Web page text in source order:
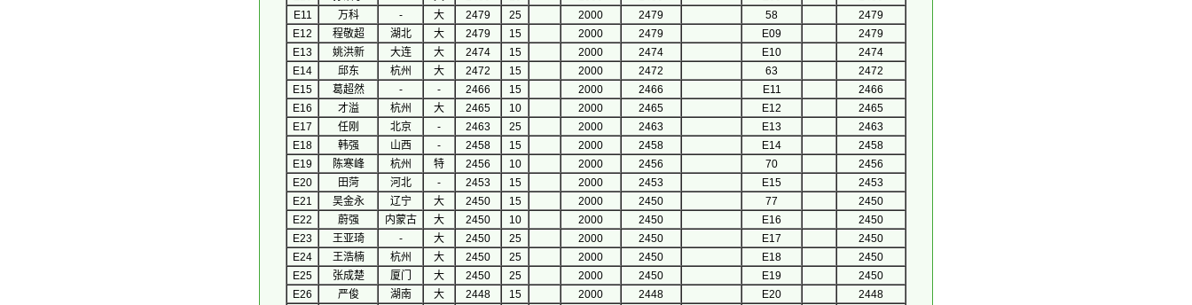
E11
万科 - 大 2479 25 2000 2479 58
2479
E12
程敬超 湖北 大 2479 15 2000 2479 E09
2479
E13
姚洪新 大连 大 2474 15 2000 2474 E10
2474
E14
邱东 杭州 大 2472 15 2000 2472 63
2472
E15
葛超然 - - 2466 15 2000 2466 E11
2466
E16
才溢 杭州 大 2465 10 2000 2465 E12
2465
E17
任刚 北京 - 2463 25 2000 2463 E13
2463
E18
韩强 山西 - 2458 15 2000 2458 E14
2458
E19
陈寒峰 杭州 特 2456 10 2000 2456 70
2456
E20
田菏 河北 - 2453 15 2000 2453 E15
2453
E21
吴金永 辽宁 大 2450 15 2000 2450 77
2450
E22
蔚强 内蒙古 大 2450 10 2000 2450 E16
2450
E23
王亚琦 - 大 2450 25 2000 2450 E17
2450
E24
王浩楠 杭州 大 2450 25 2000 2450 E18
2450
E25
张成楚 厦门 大 2450 25 2000 2450 E19
2450
E26
严俊 湖南 大 2448 15 2000 2448 E20 2448